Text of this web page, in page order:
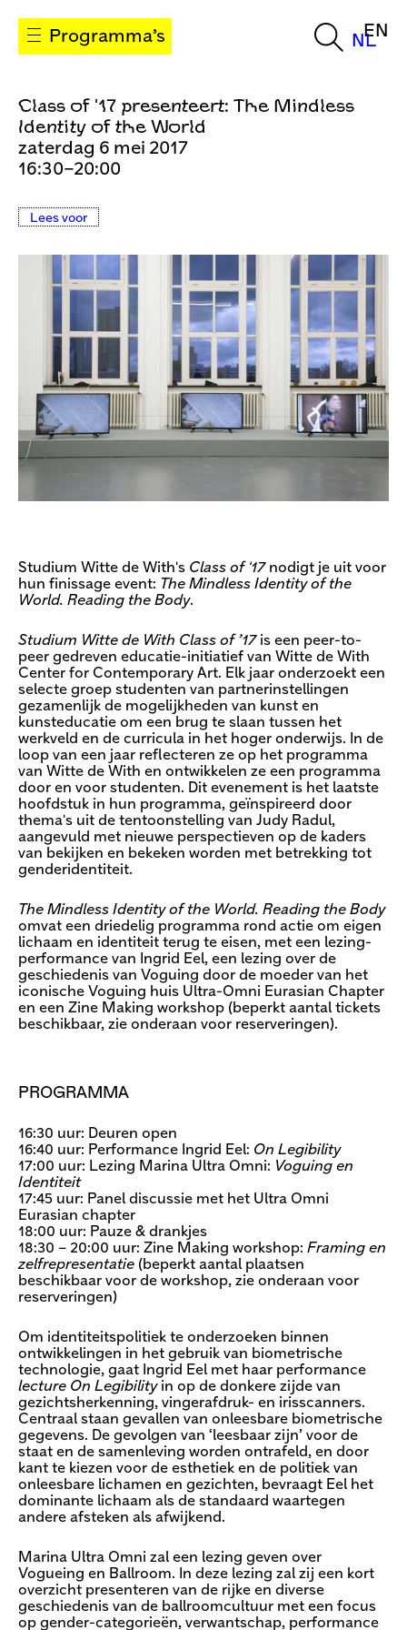
Programma’s NL
EN
Class of '17 presenteert: The Mindless
Identity of the World
zaterdag 6 mei 2017
16:30–20:00
Lees voor
Studium Witte de With's Class of '17nodigt je uit voor
hun finissage event: The Mindless Identity of the
World. Reading the Body.
Studium Witte de With Class of ’17is een peer-to-
peer gedreven educatie-initiatief van Witte de With
Center for Contemporary Art. Elk jaar onderzoekt een
selecte groep studenten van partnerinstellingen
gezamenlijk de mogelijkheden van kunst en
kunsteducatie om een brug te slaan tussen het
werkveld en de curricula in het hoger onderwijs. In de
loop van een jaar reflecteren ze op het programma
van Witte de With en ontwikkelen ze een programma
door en voor studenten. Dit evenement is het laatste
hoofdstuk in hun programma, geïnspireerd door
thema's uit de tentoonstelling van Judy Radul,
aangevuld met nieuwe perspectieven op de kaders
van bekijken en bekeken worden met betrekking tot
genderidentiteit.
The Mindless Identity of the World. Reading the Body
omvat een driedelig programma rond actie om eigen
lichaam en identiteit terug te eisen, met een lezing-
performance van Ingrid Eel, een lezing over de
geschiedenis van Voguing door de moeder van het
iconische Voguing huis Ultra-Omni Eurasian Chapter
en een Zine Making workshop (beperkt aantal tickets
beschikbaar, zie onderaan voor reserveringen).
PROGRAMMA
16:30 uur: Deuren open
16:40 uur: Performance Ingrid Eel: On Legibility
17:00 uur: Lezing Marina Ultra Omni: Voguing en
Identiteit
17:45 uur: Panel discussie met het Ultra Omni
Eurasian chapter
18:00 uur: Pauze & drankjes
18:30 – 20:00 uur: Zine Making workshop: Framing en
zelfrepresentatie (beperkt aantal plaatsen
beschikbaar voor de workshop, zie onderaan voor
reserveringen)
Om identiteitspolitiek te onderzoeken binnen
ontwikkelingen in het gebruik van biometrische
technologie, gaat Ingrid Eel met haar performance
lecture On Legibilityin op de donkere zijde van
gezichtsherkenning, vingerafdruk- en irisscanners.
Centraal staan gevallen van onleesbare biometrische
gegevens. De gevolgen van ‘leesbaar zijn’ voor de
staat en de samenleving worden ontrafeld, en door
kant te kiezen voor de esthetiek en de politiek van
onleesbare lichamen en gezichten, bevraagt Eel het
dominante lichaam als de standaard waartegen
andere afsteken als afwijkend.
Marina Ultra Omni zal een lezing geven over
Vogueing en Ballroom. In deze lezing zal zij een kort
overzicht presenteren van de rijke en diverse
geschiedenis van de ballroomcultuur met een focus
op gender-categorieën, verwantschap, performance